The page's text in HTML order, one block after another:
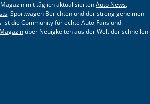
mit täglich aktualisiertenAuto News,
, Sportwagen Berichten und der streng geheimen
ist die Community für echte Auto-Fans und
über Neuigkeiten aus der Welt der schnellen